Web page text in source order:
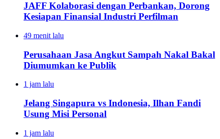
JAFF Kolaborasi dengan Perbankan, Dorong
Kesiapan Finansial Industri Perfilman
49 menit lalu
Perusahaan Jasa Angkut Sampah Nakal Bakal
Diumumkan ke Publik
1 jam lalu
Jelang Singapura vs Indonesia, Ilhan Fandi
Usung Misi Personal
1 jam lalu